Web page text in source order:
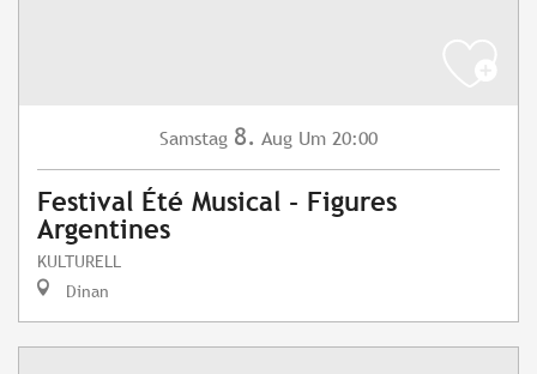
Samstag 8. Aug Um 20:00
Festival Été Musical - Figures
Argentines
KULTURELL
Dinan